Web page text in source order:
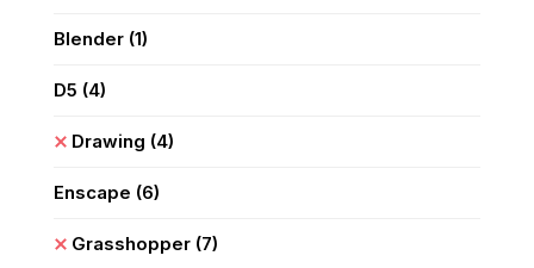
Blender (1)
D5 (4)
Drawing (4)
Enscape (6)
Grasshopper (7)